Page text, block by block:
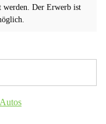
werden. Der Erwerb ist
Autos